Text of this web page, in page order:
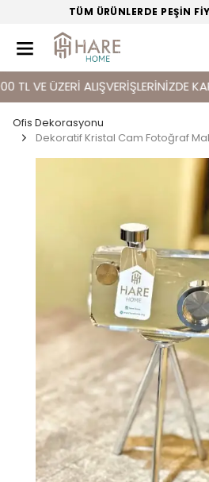
TÜM ÜRÜNLERDE PEŞİN
ÜZERİ ALIŞVERİŞLERİNİZDE
Ofis Dekorasyonu
Dekoratif Kristal Cam Fotoğraf